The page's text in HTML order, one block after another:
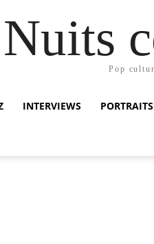
Nuits
Pop
INTERVIEWS PORTRAITS